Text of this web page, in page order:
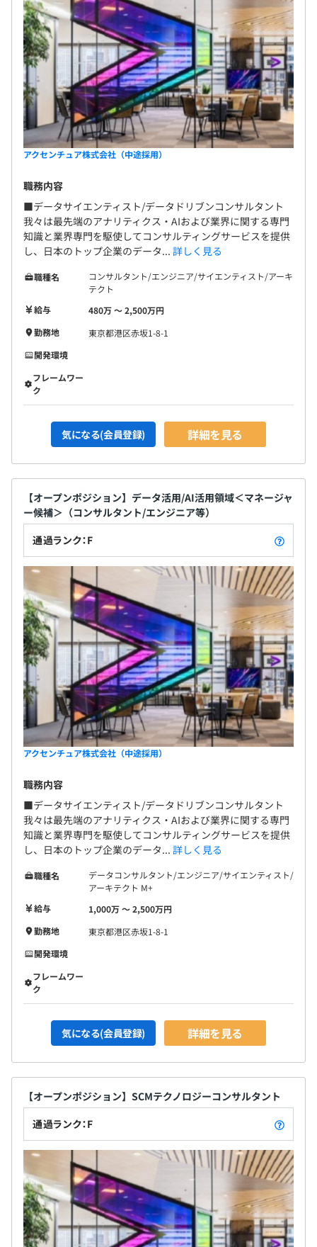
アクセンチュア株式会社（中途採用）
職務内容
■データサイエンティスト/データドリブンコンサルタント
我々は最先端のアナリティクス・AIおよび業界に関する専門
知識と業界専門を駆使してコンサルティングサービスを提供
し、日本のトップ企業のデータ... 詳しく見る
職種名
コンサルタント/エンジニア/サイエンティスト/アーキ
テクト
給与
480万 〜 2,500万円
勤務地
東京都港区赤坂1-8-1
開発環境
フレームワー
ク
気になる(会員登録) 詳細を見る
【オープンポジション】データ活用/AI活用領域＜マネージャ
ー候補＞（コンサルタント/エンジニア等）
通過ランク：F
アクセンチュア株式会社（中途採用）
職務内容
■データサイエンティスト/データドリブンコンサルタント
我々は最先端のアナリティクス・AIおよび業界に関する専門
知識と業界専門を駆使してコンサルティングサービスを提供
し、日本のトップ企業のデータ... 詳しく見る
職種名
データコンサルタント/エンジニア/サイエンティスト/
アーキテクト M+
給与
1,000万 〜 2,500万円
勤務地
東京都港区赤坂1-8-1
開発環境
フレームワー
ク
気になる(会員登録) 詳細を見る
【オープンポジション】SCMテクノロジーコンサルタント
通過ランク：F